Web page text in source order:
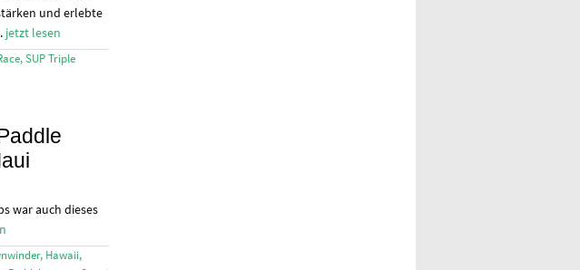
und erlebte
jetzt lesen
, SUP Triple
war auch dieses
, Hawaii,